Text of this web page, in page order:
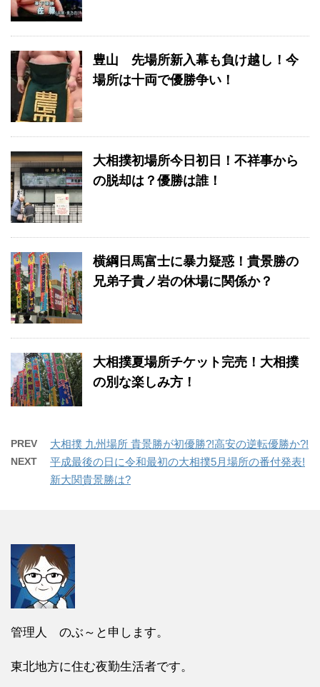
豊山 先場所新入幕も負け越し！今
場所は十両で優勝争い！
大相撲初場所今日初日！不祥事から
の脱却は？優勝は誰！
横綱日馬富士に暴力疑惑！貴景勝の
兄弟子貴ノ岩の休場に関係か？
大相撲夏場所チケット完売！大相撲
の別な楽しみ方！
PREV 大相撲 九州場所 貴景勝が初優勝?!高安の逆転優勝か?!
NEXT
平成最後の日に令和最初の大相撲5月場所の番付発表!
新大関貴景勝は?
管理人 のぶ～と申します。
東北地方に住む夜勤生活者です。